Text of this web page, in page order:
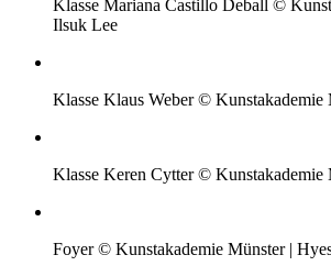
Klasse Mariana Castillo Deball ©
Ilsuk Lee
Klasse Klaus Weber © Kunstakademie
Klasse Keren Cytter © Kunstakademie
Foyer © Kunstakademie Münster |